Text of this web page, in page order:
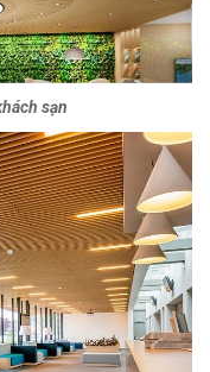
sạn